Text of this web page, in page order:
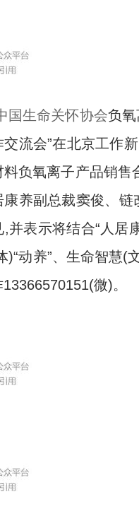
国生命关怀协会负
流会”在北京工作
负氧离子产品销
康养副总裁窦俊、
并表示将结合“人居
)“动养”、生命智慧(
微)。